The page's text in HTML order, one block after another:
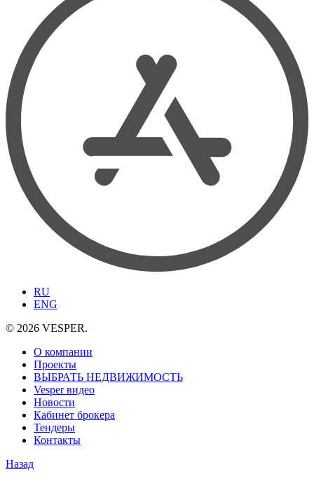
RU
ENG
© 2026 VESPER.
О компании
Проекты
ВЫБРАТЬ НЕДВИЖИМОСТЬ
Vesper видео
Новости
Кабинет брокера
Тендеры
Контакты
Назад